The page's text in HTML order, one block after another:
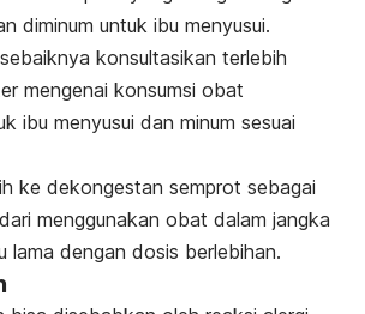
diminum untuk ibu menyusui.
konsultasikan terlebih
mengenai konsumsi obat
ibu menyusui dan minum sesuai
ke dekongestan semprot sebagai
menggunakan obat dalam jangka
lama dengan dosis berlebihan.